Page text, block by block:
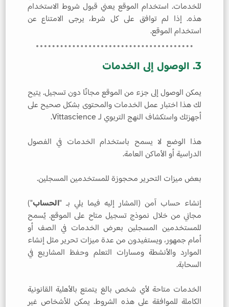
للخدمات. استخدام الموقع يعني قبول شروط الاستخدام
هذه. إذا لم توافق على كل شرط، يرجى الامتناع عن
استخدام الموقع.
3. الوصول إلى الخدمات
يمكن الوصول إلى جزء من الموقع مجانًا دون تسجيل. يتيح
لك هذا اختبار عمل الخدمات والمحتوى بشكل صحيح على
أجهزتك واستكشاف النهج التربوي لـ Vittascience.
هذا الوضع لا يسمح باستخدام الخدمات في الفصول
الدراسية أو الأماكن العامة.
بعض ميزات التحرير محجوزة للمستخدمين المسجلين.
إنشاء حساب آمن (المشار إليه فيما يلي بـ "الحساب")
مجاني من خلال نموذج تسجيل متاح على الموقع. يُسمح
للمستخدمين المسجلين بعرض الخدمات في الصف أو
أمام جمهور، ويستفيدون من عدة ميزات تحرير مثل إنشاء
الموارد والأنشطة ومسارات التعلم وحفظ المشاريع في
السحابة.
الخدمات متاحة لأي شخص بالغ يتمتع بالأهلية القانونية
الكاملة للموافقة على هذه الشروط. يمكن للأشخاص غير